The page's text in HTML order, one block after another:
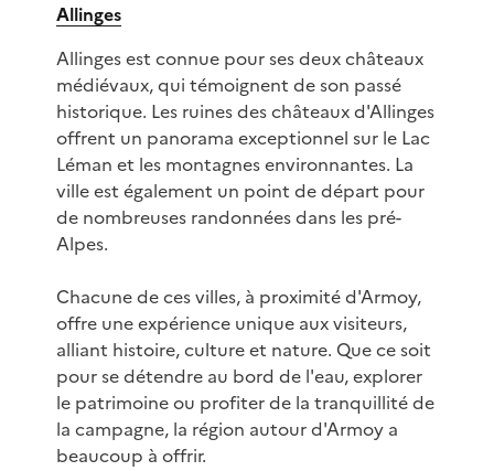
Allinges
Allinges est connue pour ses deux châteaux
médiévaux, qui témoignent de son passé
historique. Les ruines des châteaux d'Allinges
offrent un panorama exceptionnel sur le Lac
Léman et les montagnes environnantes. La
ville est également un point de départ pour
de nombreuses randonnées dans les pré-
Alpes.
Chacune de ces villes, à proximité d'Armoy,
offre une expérience unique aux visiteurs,
alliant histoire, culture et nature. Que ce soit
pour se détendre au bord de l'eau, explorer
le patrimoine ou profiter de la tranquillité de
la campagne, la région autour d'Armoy a
beaucoup à offrir.